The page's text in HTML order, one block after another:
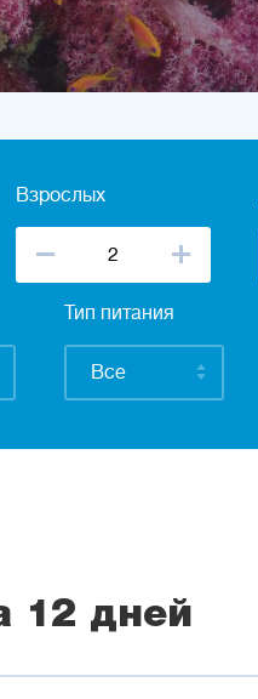
Взрослых
Тип питания
Все
12 дней